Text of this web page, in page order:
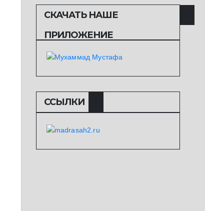
СКАЧАТЬ НАШЕ
ПРИЛОЖЕНИЕ
ССЫЛКИ